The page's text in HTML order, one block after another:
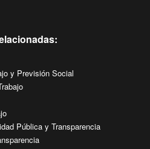
y Previsión Social
Pública y Transparencia